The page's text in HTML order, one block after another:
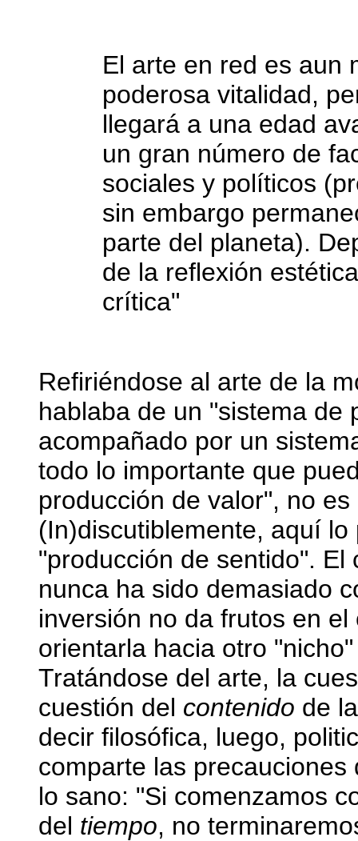
El arte en red es aun
poderosa vitalidad,
llegará a una edad
un gran número de
sociales y políticos
sin embargo
parte del planeta).
de la reflexión
crítica"
Refiriéndose al arte de la
hablaba de un "sistema de
acompañado por un
todo lo importante que
producción de valor", no
(In)discutiblemente, aquí
"producción de sentido".
nunca ha sido demasiado
inversión no da frutos en
orientarla hacia otro
Tratándose del arte, la
cuestión del contenido de
decir filosófica, luego,
comparte las
lo sano: "Si comenzamos
del tiempo, no